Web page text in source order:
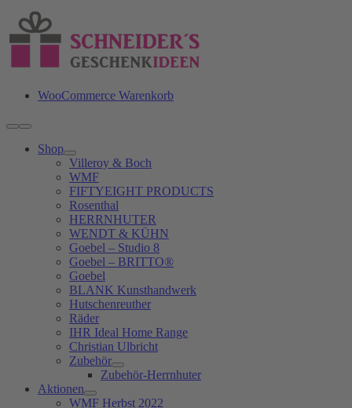
Inhalt
springen
WooCommerce Warenkorb
Toggle
Navigation
Shop
Villeroy & Boch
WMF
FIFTYEIGHT PRODUCTS
Rosenthal
HERRNHUTER
WENDT & KÜHN
Goebel – Studio 8
Goebel – BRITTO®
Goebel
BLANK Kunsthandwerk
Hutschenreuther
Räder
IHR Ideal Home Range
Christian Ulbricht
Zubehör
Zubehör-Herrnhuter
Aktionen
WMF Herbst 2022